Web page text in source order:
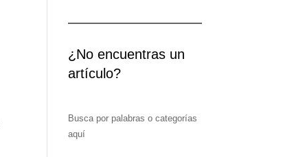
¿No encuentras un
artículo?
Busca por palabras o categorías
aquí